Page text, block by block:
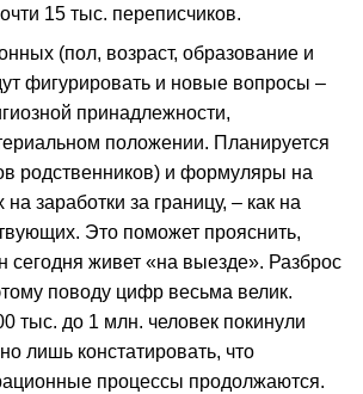
15 тыс. переписчиков.
(пол, возраст, образование и
фигурировать и новые вопросы –
принадлежности,
положении. Планируется
родственников) и формуляры на
заработки за границу, – как на
Это поможет прояснить,
сегодня живет «на выезде». Разброс
поводу цифр весьма велик.
тыс. до 1 млн. человек покинули
лишь констатировать, что
процессы продолжаются.